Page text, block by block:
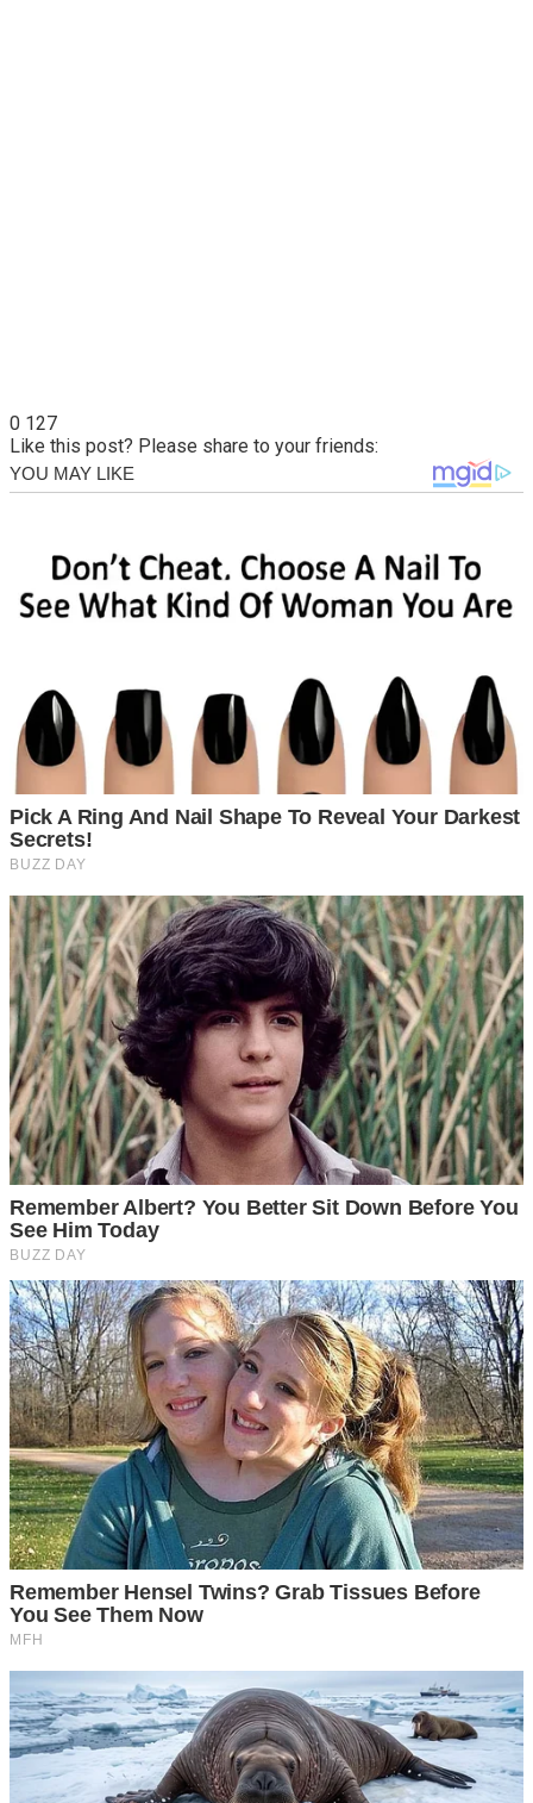
0 127
Like this post? Please share to your friends: